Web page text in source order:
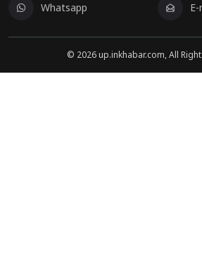
Whatsapp
© 2026up.inkhabar.com, All